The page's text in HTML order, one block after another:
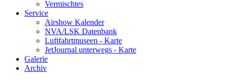
Vermischtes
Service
Airshow Kalender
NVA/LSK Datenbank
Luftfahrtmuseen - Karte
JetJournal unterwegs - Karte
Galerie
Archiv